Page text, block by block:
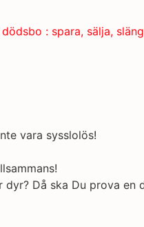
: spara, sälja,
vara sysslolös!
Då ska Du prova en